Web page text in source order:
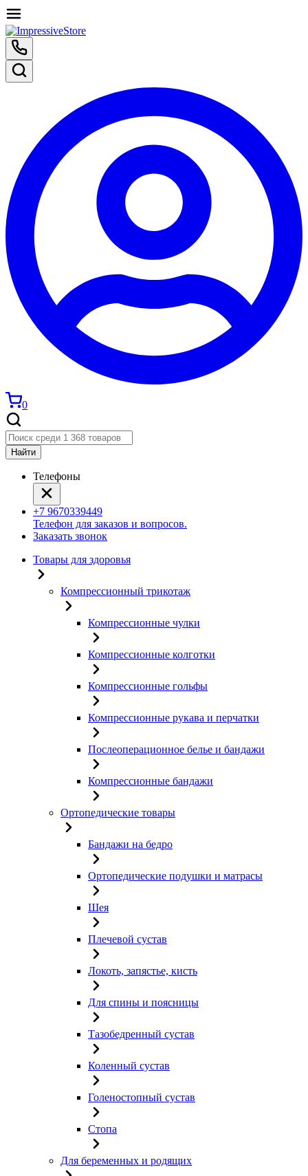
0
Найти
Телефоны
+7 9670339449
Телефон для заказов и вопросов.
Заказать звонок
Товары для здоровья
Компрессионный трикотаж
Компрессионные чулки
Компрессионные колготки
Компрессионные гольфы
Компрессионные рукава и перчатки
Послеоперационное белье и бандажи
Компрессионные бандажи
Ортопедические товары
Бандажи на бедро
Ортопедические подушки и матрасы
Шея
Плечевой сустав
Локоть, запястье, кисть
Для спины и поясницы
Тазобедренный сустав
Коленный сустав
Голеностопный сустав
Стопа
Для беременных и родящих